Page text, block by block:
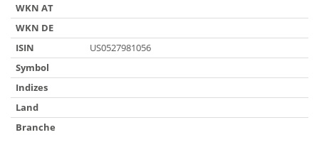
WKN AT
WKN DE
ISIN
US0527981056
Symbol
Indizes
Land
Branche